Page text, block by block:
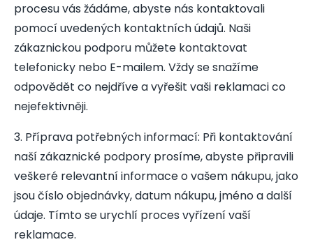
procesu vás žádáme, abyste nás kontaktovali
pomocí uvedených kontaktních údajů. Naši
zákaznickou podporu můžete kontaktovat
telefonicky nebo E-mailem. Vždy se snažíme
odpovědět co nejdříve a vyřešit vaši reklamaci co
nejefektivněji.
3. Příprava potřebných informací: Při kontaktování
naší zákaznické podpory prosíme, abyste připravili
veškeré relevantní informace o vašem nákupu, jako
jsou číslo objednávky, datum nákupu, jméno a další
údaje. Tímto se urychlí proces vyřízení vaší
reklamace.